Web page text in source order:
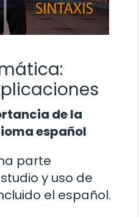
de la
español
parte
y uso de
el español.